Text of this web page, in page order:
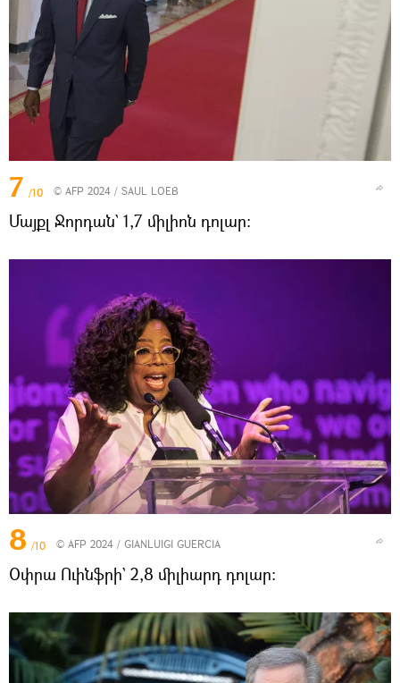
7 /10 © AFP 2024 / SAUL LOEB
Մայքլ Ջորդան` 1,7 միլիոն դոլար։
8 /10 © AFP 2024 / GIANLUIGI GUERCIA
Օփրա Ուինֆրի` 2,8 միլիարդ դոլար։